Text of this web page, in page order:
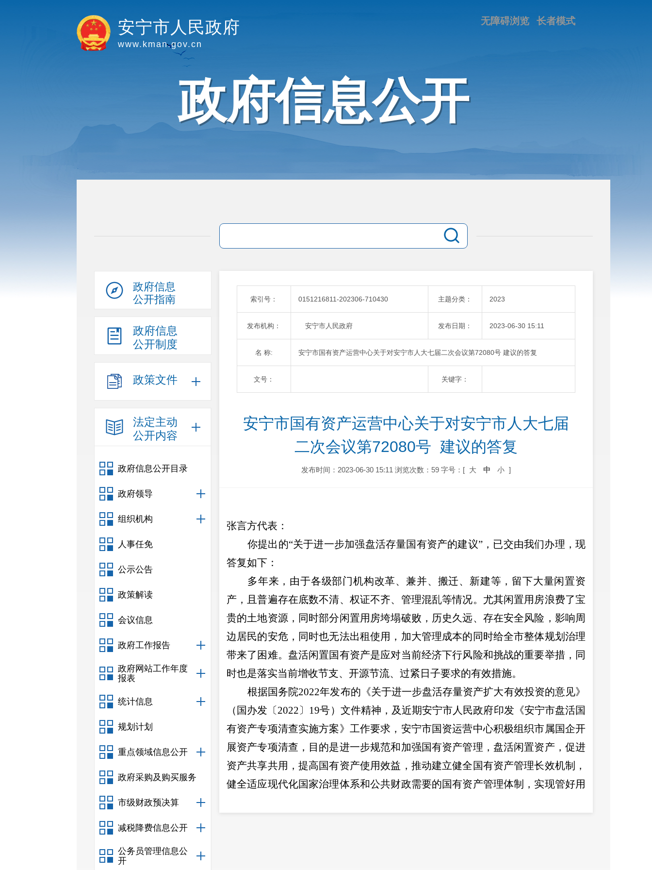
长者模式
无障碍浏览
安宁市人民政府
www.kman.gov.cn
政府信息公开
政府信息
公开指南
政府信息
公开制度
政策文件
法定主动
公开内容
政府信息公开目录
政府领导
组织机构
人事任免
公示公告
政策解读
会议信息
政府工作报告
政府网站工作年度
报表
统计信息
规划计划
重点领域信息公开
政府采购及购买服务
市级财政预决算
减税降费信息公开
公务员管理信息公
开
索引号： 0151216811-202306-710430 主题分类： 2023
发布机构： 安宁市人民政府 发布日期： 2023-06-30 15:11
名 称: 安宁市国有资产运营中心关于对安宁市人大七届二次会议第72080号 建议的答复
文号： 关键字：
安宁市国有资产运营中心关于对安宁市人大七届
二次会议第72080号  建议的答复
发布时间：2023-06-30 15:11 浏览次数：59 字号：[ 大 中 小 ]
张言方代表：
你提出的“关于进一步加强盘活存量国有资产的建议”，已交由我们办理，现
答复如下：
多年来，由于各级部门机构改革、兼并、搬迁、新建等，留下大量闲置资
产，且普遍存在底数不清、权证不齐、管理混乱等情况。尤其闲置用房浪费了宝
贵的土地资源，同时部分闲置用房垮塌破败，历史久远、存在安全风险，影响周
边居民的安危，同时也无法出租使用，加大管理成本的同时给全市整体规划治理
带来了 困难。盘活闲置国有资产是应对当前经济下行风险和挑战的重要举措，同
时也是落实当前增收节支、开源节流、过紧日子要求的有效措施。
根据国务院2022年发布的《关于进一步盘活存量资产扩大有效投资的意见》
（国办发〔2022〕 19号）文件精神，及近期安宁市人民政府印发《安宁市盘活国
有资产专项清查实施方案》工作要求，安宁市国资运营中心积极组织市属国企开
展资产专项清查，目的是进一步规范和加强国有资产管理，盘活闲置资产，促进
资产共享共用，提高国有资产使用效益，推动建立健全国有资产管理长效机制，
健全适应现代化国家治理体系和公共财政需要的国有资产管理体制，实现管好用